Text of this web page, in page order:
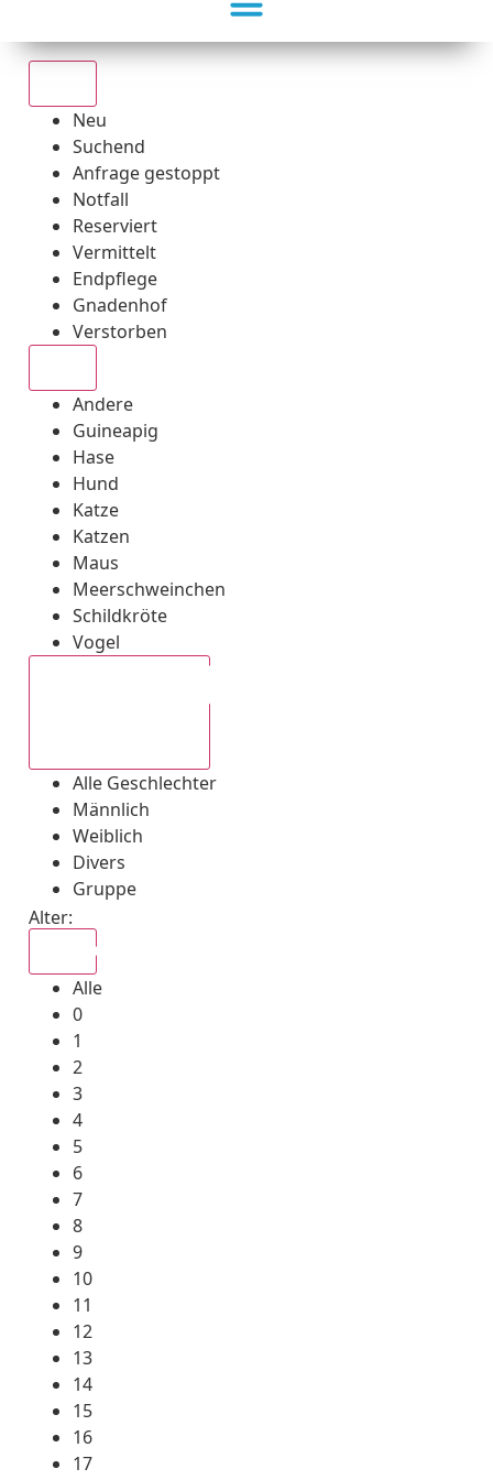
Neu
Suchend
Anfrage gestoppt
Notfall
Reserviert
Vermittelt
Endpflege
Gnadenhof
Verstorben
Andere
Guineapig
Hase
Hund
Katze
Katzen
Maus
Meerschweinchen
Schildkröte
Vogel
Alle Geschlechter
Männlich
Weiblich
Divers
Gruppe
Alter:
Alle
0
1
2
3
4
5
6
7
8
9
10
11
12
13
14
15
16
17